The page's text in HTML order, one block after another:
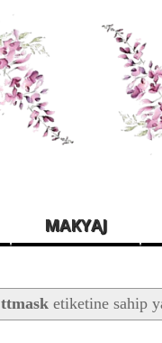
MAKYAJ
ttmask etiketine sahip